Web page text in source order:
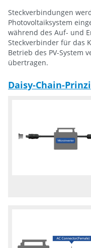
Steckverbindungen
Photovoltaiksystem
während des Auf- und
Steckverbinder für das
Betrieb des PV-System
übertragen.
Daisy-Chain-